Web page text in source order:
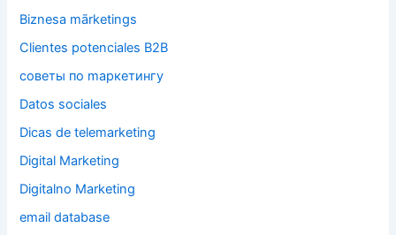
Biznesa mārketings
Clientes potenciales B2B
cоветы по mаркетингу
Datos sociales
Dicas de telemarketing
Digital Marketing
Digitalno Marketing
email database